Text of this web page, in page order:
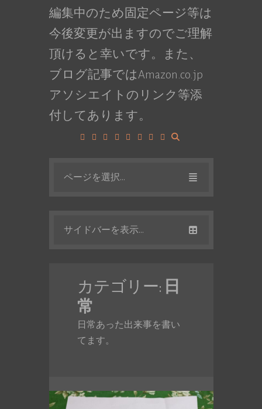
編集中のため固定ページ等は
今後変更が出ますのでご理解
頂けると幸いです。また、
ブログ記事ではAmazon.co.jp
アソシエイトのリンク等添
付してあります。
ページを選択...
サイドバーを表示...
カテゴリー: 日
常
日常あった出来事を書い
てます。